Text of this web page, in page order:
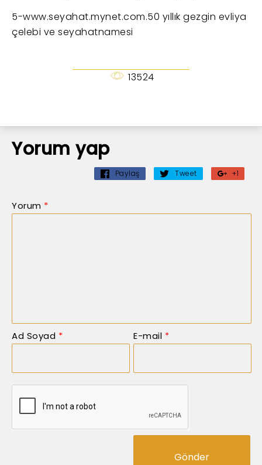
5-www.seyahat.mynet.com.50 yıllık gezgin evliya
çelebi ve seyahatnamesi
13524
Yorum yap
Paylaş Tweet +1
Yorum *
Ad Soyad * E-mail *